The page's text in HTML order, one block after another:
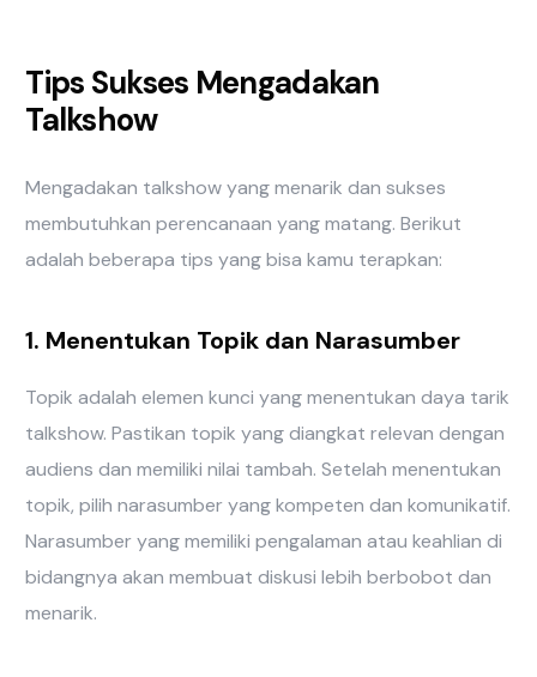
Tips Sukses Mengadakan
Talkshow
Mengadakan talkshow yang menarik dan sukses
membutuhkan perencanaan yang matang. Berikut
adalah beberapa tips yang bisa kamu terapkan:
1. Menentukan Topik dan Narasumber
Topik adalah elemen kunci yang menentukan daya tarik
talkshow. Pastikan topik yang diangkat relevan dengan
audiens dan memiliki nilai tambah. Setelah menentukan
topik, pilih narasumber yang kompeten dan komunikatif.
Narasumber yang memiliki pengalaman atau keahlian di
bidangnya akan membuat diskusi lebih berbobot dan
menarik.